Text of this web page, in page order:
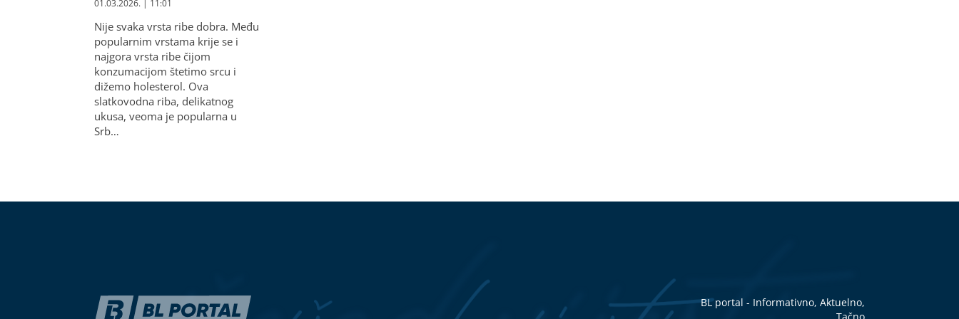
01.03.2026. | 11:01
Nije svaka vrsta ribe dobra. Među
popularnim vrstama krije se i
najgora vrsta ribe čijom
konzumacijom štetimo srcu i
dižemo holesterol. Ova
slatkovodna riba, delikatnog
ukusa, veoma je popularna u
Srb…
BL portal - Informativno, Aktuelno,
Tačno